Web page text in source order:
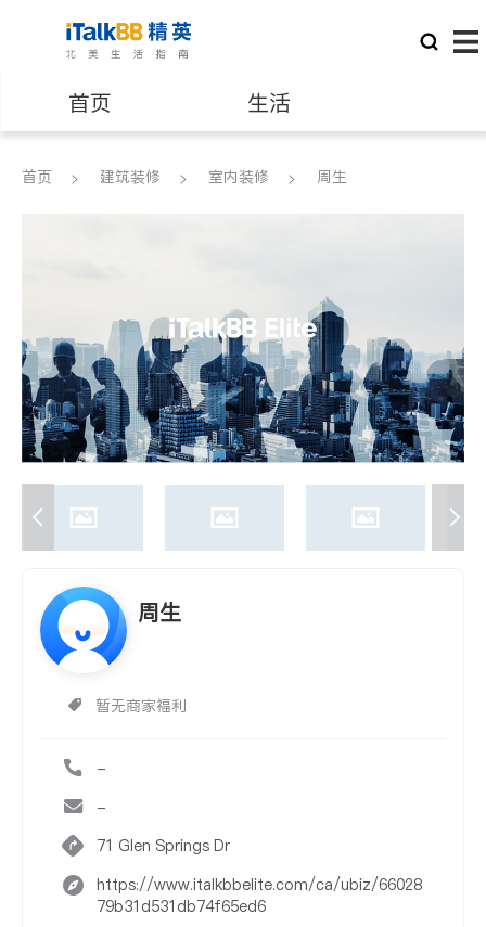
首页 生活
医生 律师
会计师
建筑装修
首页 建筑装修 室内装修 周生
周生
暂无商家福利
-
-
71 Glen Springs Dr
https://www.italkbbelite.com/ca/ubiz/66028
79b31d531db74f65ed6